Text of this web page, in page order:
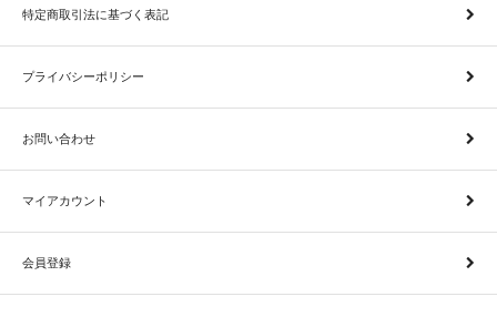
特定商取引法に基づく表記
プライバシーポリシー
お問い合わせ
マイアカウント
会員登録